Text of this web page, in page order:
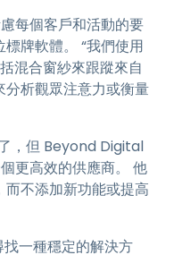
每個客戶和活動的要
牌軟體。 “我們使用
混合窗紗來跟蹤來自
析觀眾注意力或衡量
，但 Beyond Digital
更高效的供應商。 他
不添加新功能或提高
一種穩定的解決方